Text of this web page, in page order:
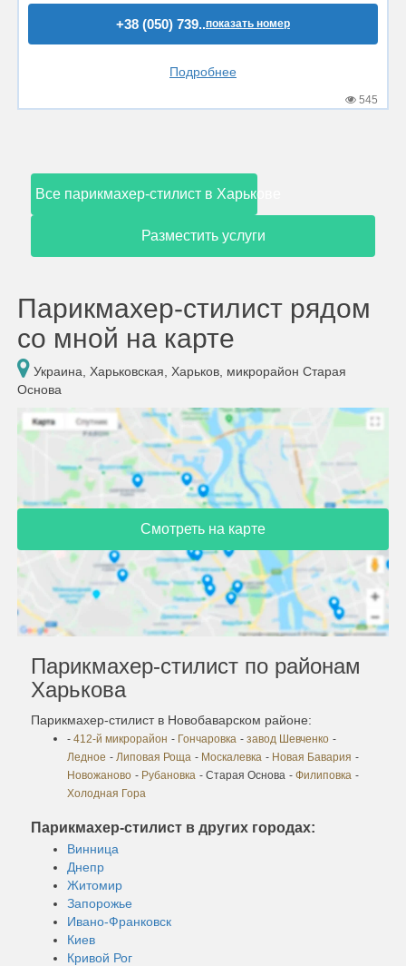
+38 (050) 739..показать номер
Подробнее
545
Все парикмахер-стилист в Харькове
Разместить услуги
Парикмахер-стилист рядом
со мной на карте
Украина, Харьковская, Харьков, микрорайон Старая
Основа
Смотреть на карте
Парикмахер-стилист по районам
Харькова
Парикмахер-стилист в Новобаварском районе:
- 412-й микрорайон - Гончаровка - завод Шевченко -
Ледное - Липовая Роща - Москалевка - Новая Бавария -
Новожаново - Рубановка - Старая Основа - Филиповка -
Холодная Гора
Парикмахер-стилист в других городах:
Винница
Днепр
Житомир
Запорожье
Ивано-Франковск
Киев
Кривой Рог